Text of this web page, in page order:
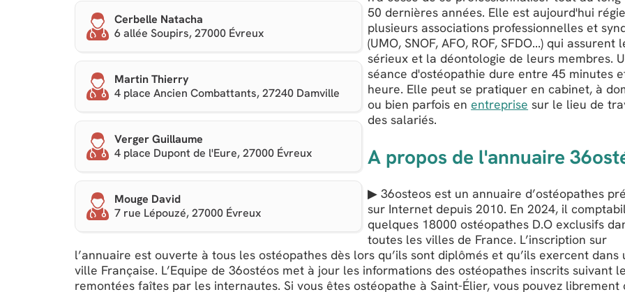
Cerbelle Natacha
6 allée Soupirs, 27000 Évreux
Martin Thierry
4 place Ancien Combattants, 27240 Damville
Verger Guillaume
4 place Dupont de l'Eure, 27000 Évreux
Mouge David
7 rue Lépouzé, 27000 Évreux
50 dernières années. Elle est aujourd'hui
plusieurs associations professionnelles et
(UMO, SNOF, AFO, ROF, SFDO...) qui assurent
sérieux et la déontologie de leurs membres.
séance d'ostéopathie dure entre 45 minutes
heure. Elle peut se pratiquer en cabinet, à
ou bien parfois en entreprise sur le lieu de
des salariés.
A propos de l'annuaire
▶ 36osteos est un annuaire d’ostéopathes
sur Internet depuis 2010. En 2024, il
quelques 18000 ostéopathes D.O exclusifs
toutes les villes de France. L’inscription sur
l’annuaire est ouverte à tous les ostéopathes dès lors qu’ils sont diplômés et qu’ils exercent dans
ville Française. L’Equipe de 36ostéos met à jour les informations des ostéopathes inscrits suivant
remontées faîtes par les internautes. Si vous êtes ostéopathe à Saint-Élier, vous pouvez librement